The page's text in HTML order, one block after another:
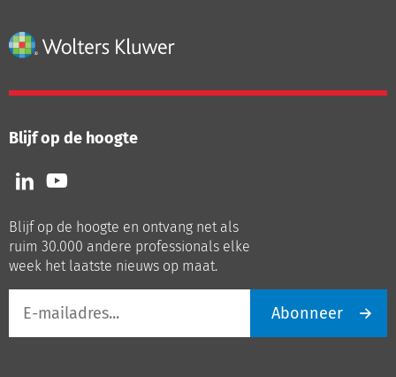
Blijf op de hoogte
Volg
ons
LinkedIn
Volg
ons
Youtube
Blijf op de hoogte en ontvang net als
ruim 30.000 andere professionals elke
week het laatste nieuws op maat.
mailadres
Abonneer